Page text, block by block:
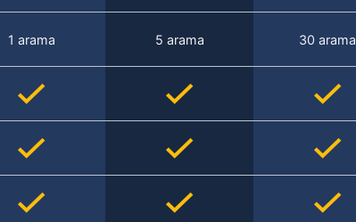
1 arama 5 arama 30 arama